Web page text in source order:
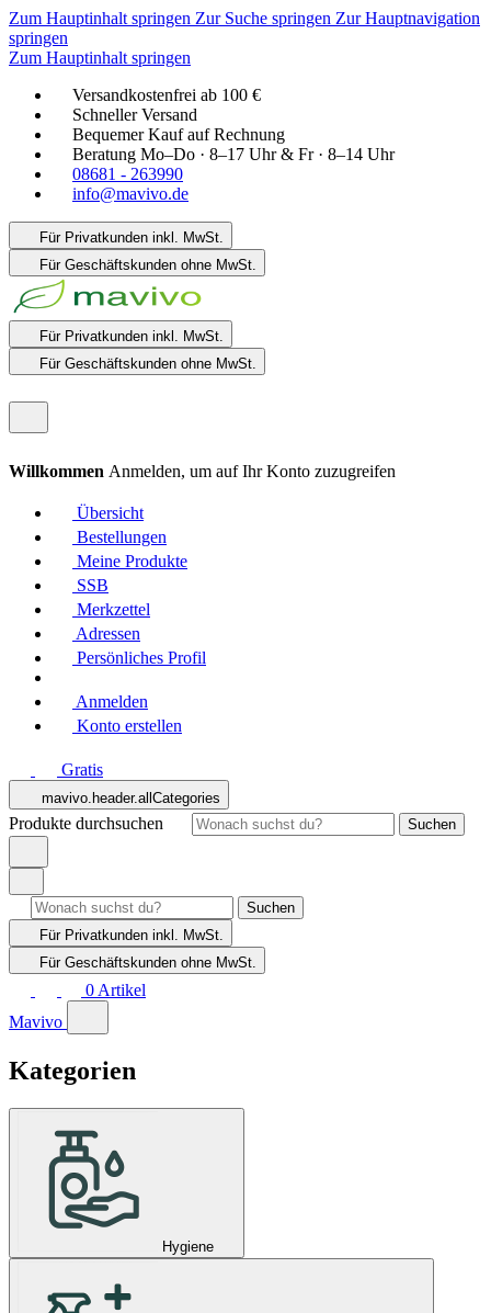
Zum Hauptinhalt springen Zur Suche springen Zur Hauptnavigation
springen
Zum Hauptinhalt springen
Versandkostenfrei ab 100 €
Schneller Versand
Bequemer Kauf auf Rechnung
Beratung Mo–Do · 8–17 Uhr & Fr · 8–14 Uhr
08681 - 263990
info@mavivo.de
Für Privatkunden inkl. MwSt.
Für Geschäftskunden ohne MwSt.
Für Privatkunden inkl. MwSt.
Für Geschäftskunden ohne MwSt.
Willkommen Anmelden, um auf Ihr Konto zuzugreifen
Übersicht
Bestellungen
Meine Produkte
SSB
Merkzettel
Adressen
Persönliches Profil
Anmelden
Konto erstellen
Gratis
mavivo.header.allCategories
Produkte durchsuchen Suchen
Suchen
Für Privatkunden inkl. MwSt.
Für Geschäftskunden ohne MwSt.
0 Artikel
Mavivo
Kategorien
Hygiene